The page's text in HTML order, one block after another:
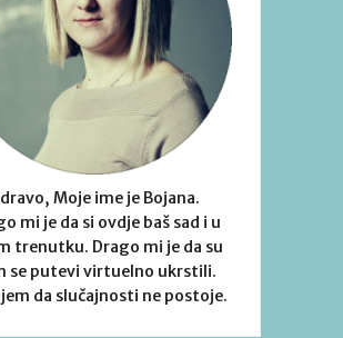
Moje ime je Bojana.
mi je da si ovdje baš sad i u
trenutku. Drago mi je da su
se putevi virtuelno ukrstili.
da slučajnosti ne postoje.